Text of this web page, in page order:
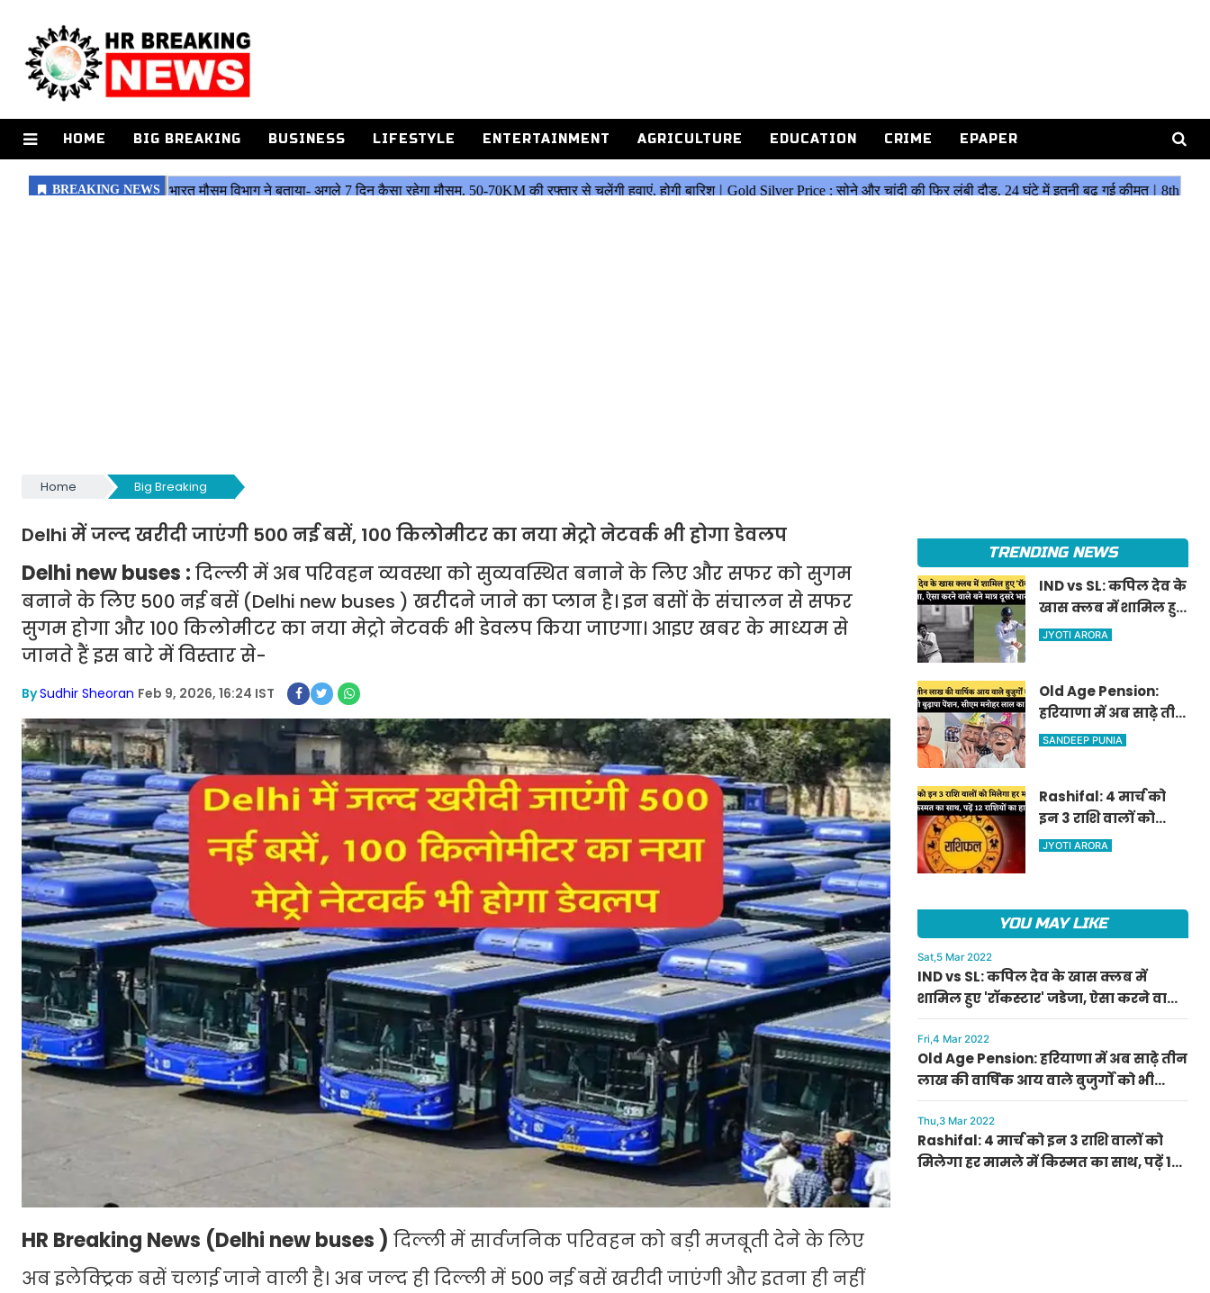
HOME BIG BREAKING BUSINESS LIFESTYLE ENTERTAINMENT AGRICULTURE EDUCATION CRIME EPAPER
Home Big Breaking
Delhi में जल्द खरीदी जाएंगी 500 नई बसें, 100 किलोमीटर का नया मेट्रो नेटवर्क भी होगा डेवलप
Delhi new buses : दिल्ली में अब परिवहन व्यवस्था को सुव्यवस्थित बनाने के लिए और सफर को सुगम
बनाने के लिए 500 नई बसें (Delhi new buses ) खरीदने जाने का प्लान है। इन बसों के संचालन से सफर
सुगम होगा और 100 किलोमीटर का नया मेट्रो नेटवर्क भी डेवलप किया जाएगा। आइए खबर के माध्यम से
जानते हैं इस बारे में विस्तार से-
BySudhir Sheoran Feb 9, 2026, 16:24 IST
HR Breaking News (Delhi new buses ) दिल्ली में सार्वजनिक परिवहन को बड़ी मजबूती देने के लिए
अब इलेक्ट्रिक बसें चलाई जाने वाली है। अब जल्द ही दिल्ली में 500 नई बसें खरीदी जाएंगी और इतना ही नहीं
TRENDING NEWS
IND vs SL: कपिल देव के
खास क्लब में शामिल हुए
'रॉकस्टार' जडेजा, ऐसा
JYOTI ARORA
Old Age Pension:
हरियाणा में अब साढ़े तीन
लाख की वार्षिक आय
सीएम मनोहर लाल का
ऐलान
SANDEEP PUNIA
Rashifal: 4 मार्च को
इन 3 राशि वालों को
मिलेगा हर मामले में
JYOTI ARORA
YOU MAY LIKE
Sat,5 Mar 2022
IND vs SL: कपिल देव के खास क्लब में
शामिल हुए 'रॉकस्टार' जडेजा, ऐसा करने वाले
बने मात्र दूसरे भारतीय
Fri,4 Mar 2022
Old Age Pension: हरियाणा में अब साढ़े तीन
लाख की वार्षिक आय वाले बुजुर्गों को भी
मिलेगी बुढ़ापा पेंशन, सीएम मनोहर लाल का
ऐलान
Thu,3 Mar 2022
Rashifal: 4 मार्च को इन 3 राशि वालों को
मिलेगा हर मामले में किस्मत का साथ, पढ़ें 12